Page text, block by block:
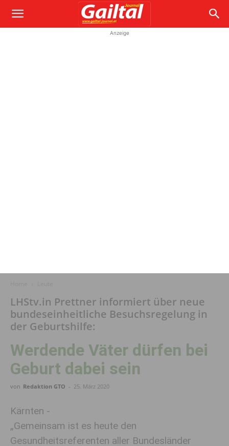
Anzeige
LHStv.in Prettner informiert über neue
bundeseinheitliche Besuchsregelung in
der Geburtshilfe:
Werdende Väter dürfen bei
Geburt dabei sein
von Redaktion GTO - 25. März 2020
Kärnten -
„Gemeinsam ist es heute den
Gesundheitsreferenten aller Bundesländer